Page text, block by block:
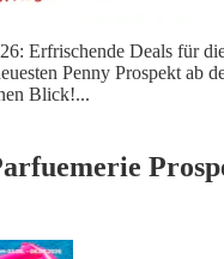
Erfrischende Deals für
Penny Prospekt ab
Blick!...